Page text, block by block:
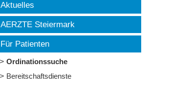
Aktuelles
AERZTE Steiermark
Für Patienten
Ordinationssuche
Bereitschaftsdienste